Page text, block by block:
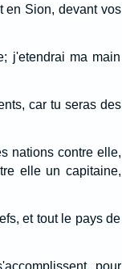
en Sion, devant vos
j'etendrai ma main
car tu seras des
nations contre elle,
elle un capitaine,
et tout le pays de
pour